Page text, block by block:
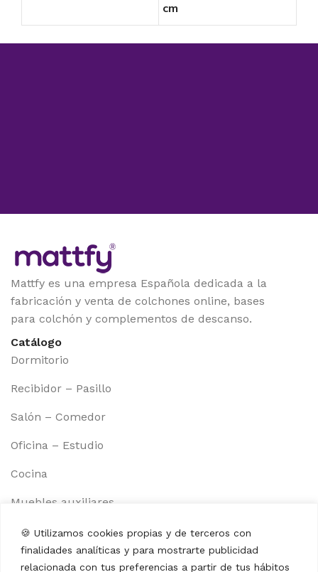
🍪 Utilizamos cookies propias y de terceros con
finalidades analíticas y para mostrarte publicidad
relacionada con tus preferencias a partir de tus hábitos
cm
Mattfy es una empresa Española dedicada a la
fabricación y venta de colchones online, bases
para colchón y complementos de descanso.
Catálogo
Dormitorio
Recibidor – Pasillo
Salón – Comedor
Oficina – Estudio
Cocina
Muebles auxiliares
Aviso legal
Política de cookies